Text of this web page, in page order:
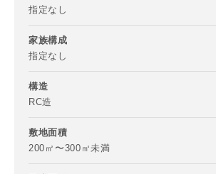
指定なし
家族構成
指定なし
構造
RC造
敷地面積
200㎡〜300㎡未満
お名前